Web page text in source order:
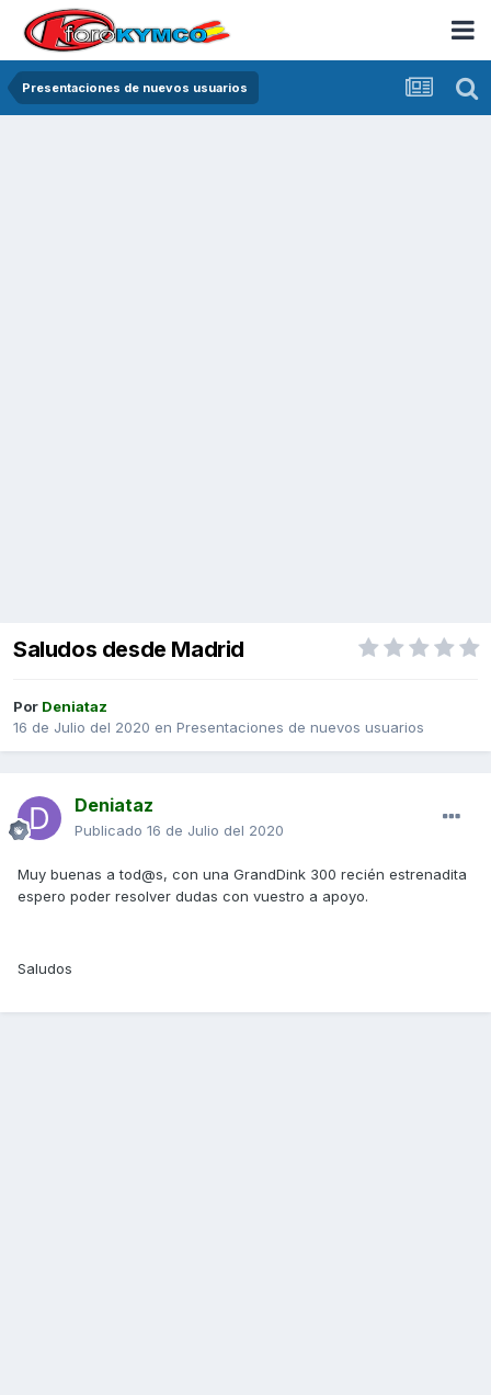
Presentaciones de nuevos usuarios
Saludos desde Madrid
Por Deniataz
16 de Julio del 2020 en Presentaciones de nuevos usuarios
Deniataz
Publicado 16 de Julio del 2020
Muy buenas a tod@s, con una GrandDink 300 recién estrenadita
espero poder resolver dudas con vuestro a apoyo.
Saludos